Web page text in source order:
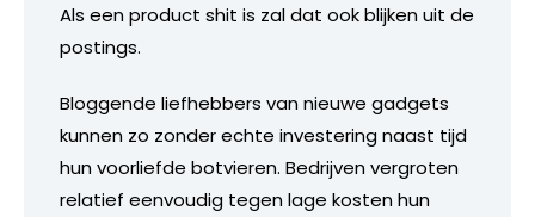
Als een product shit is zal dat ook blijken uit de
postings.
Bloggende liefhebbers van nieuwe gadgets
kunnen zo zonder echte investering naast tijd
hun voorliefde botvieren. Bedrijven vergroten
relatief eenvoudig tegen lage kosten hun